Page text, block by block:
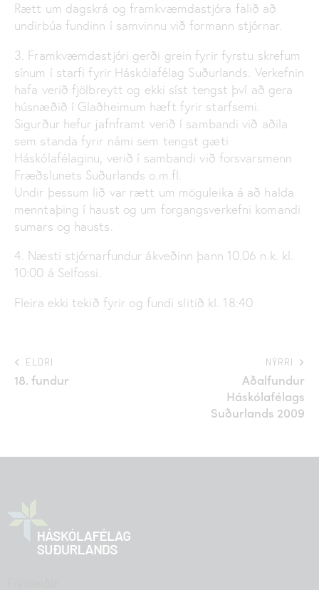
Rætt um dagskrá og framkvæmdastjóra falið að
undirbúa fundinn í samvinnu við formann stjórnar.
3. Framkvæmdastjóri gerði grein fyrir fyrstu skrefum
sínum í starfi fyrir Háskólafélag Suðurlands. Verkefnin
hafa verið fjölbreytt og ekki síst tengst því að gera
húsnæðið í Glaðheimum hæft fyrir starfsemi.
Sigurður hefur jafnframt verið í sambandi við aðila
sem standa fyrir námi sem tengst gæti
Háskólafélaginu, verið í sambandi við forsvarsmenn
Fræðslunets Suðurlands o.m.fl.
Undir þessum lið var rætt um möguleika á að halda
menntaþing í haust og um forgangsverkefni komandi
sumars og hausts.
4. Næsti stjórnarfundur ákveðinn þann 10.06 n.k. kl.
10:00 á Selfossi.
Fleira ekki tekið fyrir og fundi slitið kl. 18:40
ELDRI
18. fundur
NÝRRI
Aðalfundur
Háskólafélags
Suðurlands 2009